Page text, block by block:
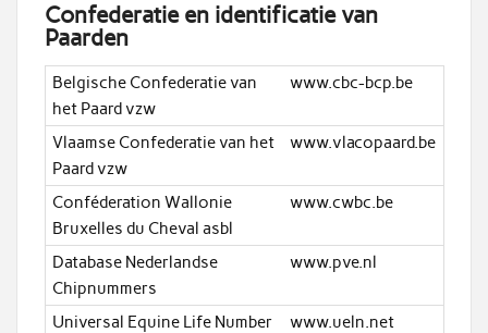
Confederatie en identificatie van
Paarden
Belgische Confederatie van
het Paard vzw
www.cbc-bcp.be
Vlaamse Confederatie van het
Paard vzw
www.vlacopaard.be
Conféderation Wallonie
Bruxelles du Cheval asbl
www.cwbc.be
Database Nederlandse
Chipnummers
www.pve.nl
Universal Equine Life Number www.ueln.net